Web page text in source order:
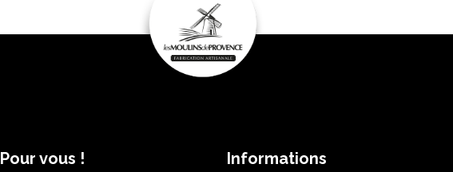
Pour vous ! Informations